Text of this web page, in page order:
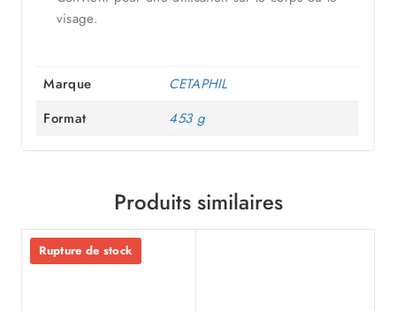
visage.
Marque
CETAPHIL
Format
453 g
Produits similaires
Rupture de stock